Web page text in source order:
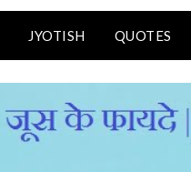
JYOTISH QUOTES